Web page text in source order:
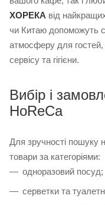
ХОРЕКА від
чи Китаю допоможуть
атмосферу для гостей,
сервісу та гігієни.
Вибір і
HoReCa
Для зручності пошуку
товари за категоріями:
одноразовий посуд;
серветки та